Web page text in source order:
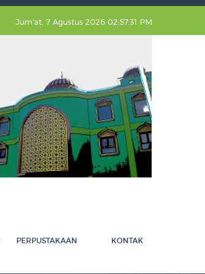
Jum'at, 7 Agustus 2026 02:57:31 PM
PERPUSTAKAAN KONTAK